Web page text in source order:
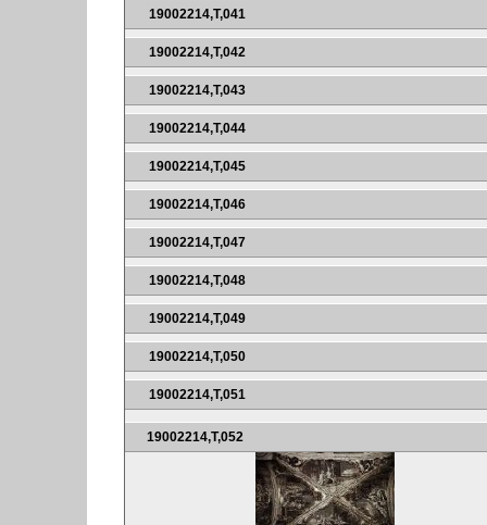
19002214,T,041
19002214,T,042
19002214,T,043
19002214,T,044
19002214,T,045
19002214,T,046
19002214,T,047
19002214,T,048
19002214,T,049
19002214,T,050
19002214,T,051
19002214,T,052